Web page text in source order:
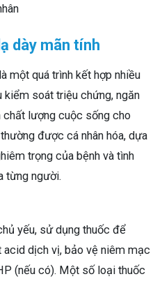
dày mãn tính
một quá trình kết hợp nhiều
kiểm soát triệu chứng, ngăn
lượng cuộc sống cho
được cá nhân hóa, dựa
trọng của bệnh và tình
từng người.
yếu, sử dụng thuốc để
dịch vị, bảo vệ niêm mạc
(nếu có). Một số loại thuốc